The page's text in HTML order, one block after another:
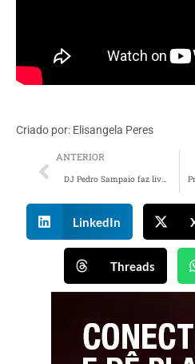
Criado por: Elisangela Peres
ANTERIOR
DJ Pedro Sampaio faz live nesta quinta-feira (9), com patrocínio da Buser
LinkedIn
Threads